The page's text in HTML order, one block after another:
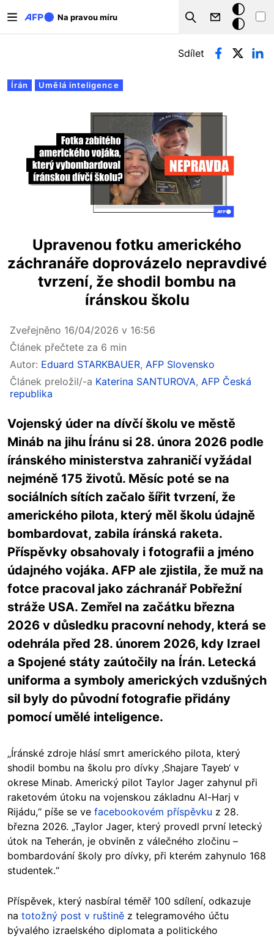
Na pravou míru
Search
Tmavý
režim
Hlavní záložky
Írán Umělá inteligence
Sdílet
Upravenou fotku amerického
záchranáře doprovázelo nepravdivé
tvrzení, že shodil bombu na
íránskou školu
Zveřejněno 16/04/2026 v 16:56
Článek přečtete za 6 min
Autor: Eduard STARKBAUER, AFP Slovensko
Článek preložil/-a Katerina SANTUROVA, AFP Česká
republika
Vojenský úder na dívčí školu ve městě
Mináb na jihu Íránu si 28. února 2026 podle
íránského ministerstva zahraničí vyžádal
nejméně 175 životů. Měsíc poté se na
sociálních sítích začalo šířit tvrzení, že
amerického pilota, který měl školu údajně
bombardovat, zabila íránská raketa.
Příspěvky obsahovaly i fotografii a jméno
údajného vojáka. AFP ale zjistila, že muž na
fotce pracoval jako záchranář Pobřežní
stráže USA. Zemřel na začátku března
2026 v důsledku pracovní nehody, která se
odehrála před 28. únorem 2026, kdy Izrael
a Spojené státy zaútočily na Írán. Letecká
uniforma a symboly amerických vzdušných
sil byly do původní fotografie přidány
pomocí umělé inteligence.
„Íránské zdroje hlásí smrt amerického pilota, který
shodil bombu na školu pro dívky ‚Shajare Tayeb‘ v
okrese Minab. Americký pilot Taylor Jager zahynul při
raketovém útoku na vojenskou základnu Al-Harj v
Rijádu,“ píše se ve facebookovém příspěvku z 28.
března 2026. „Taylor Jager, který provedl první letecký
útok na Teherán, je obviněn z válečného zločinu –
bombardování školy pro dívky, při kterém zahynulo 168
studentek.“
Příspěvek, který nasbíral téměř 100 sdílení, odkazuje
na totožný post v ruštině z telegramového účtu
bývalého izraelského diplomata a politického